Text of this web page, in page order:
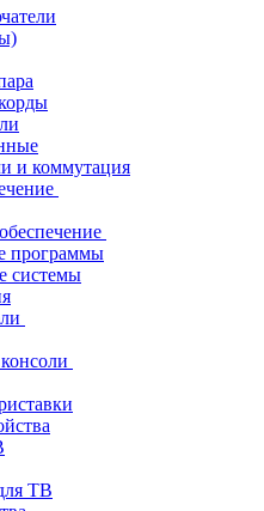
и коммутация
программы
системы
ТВ